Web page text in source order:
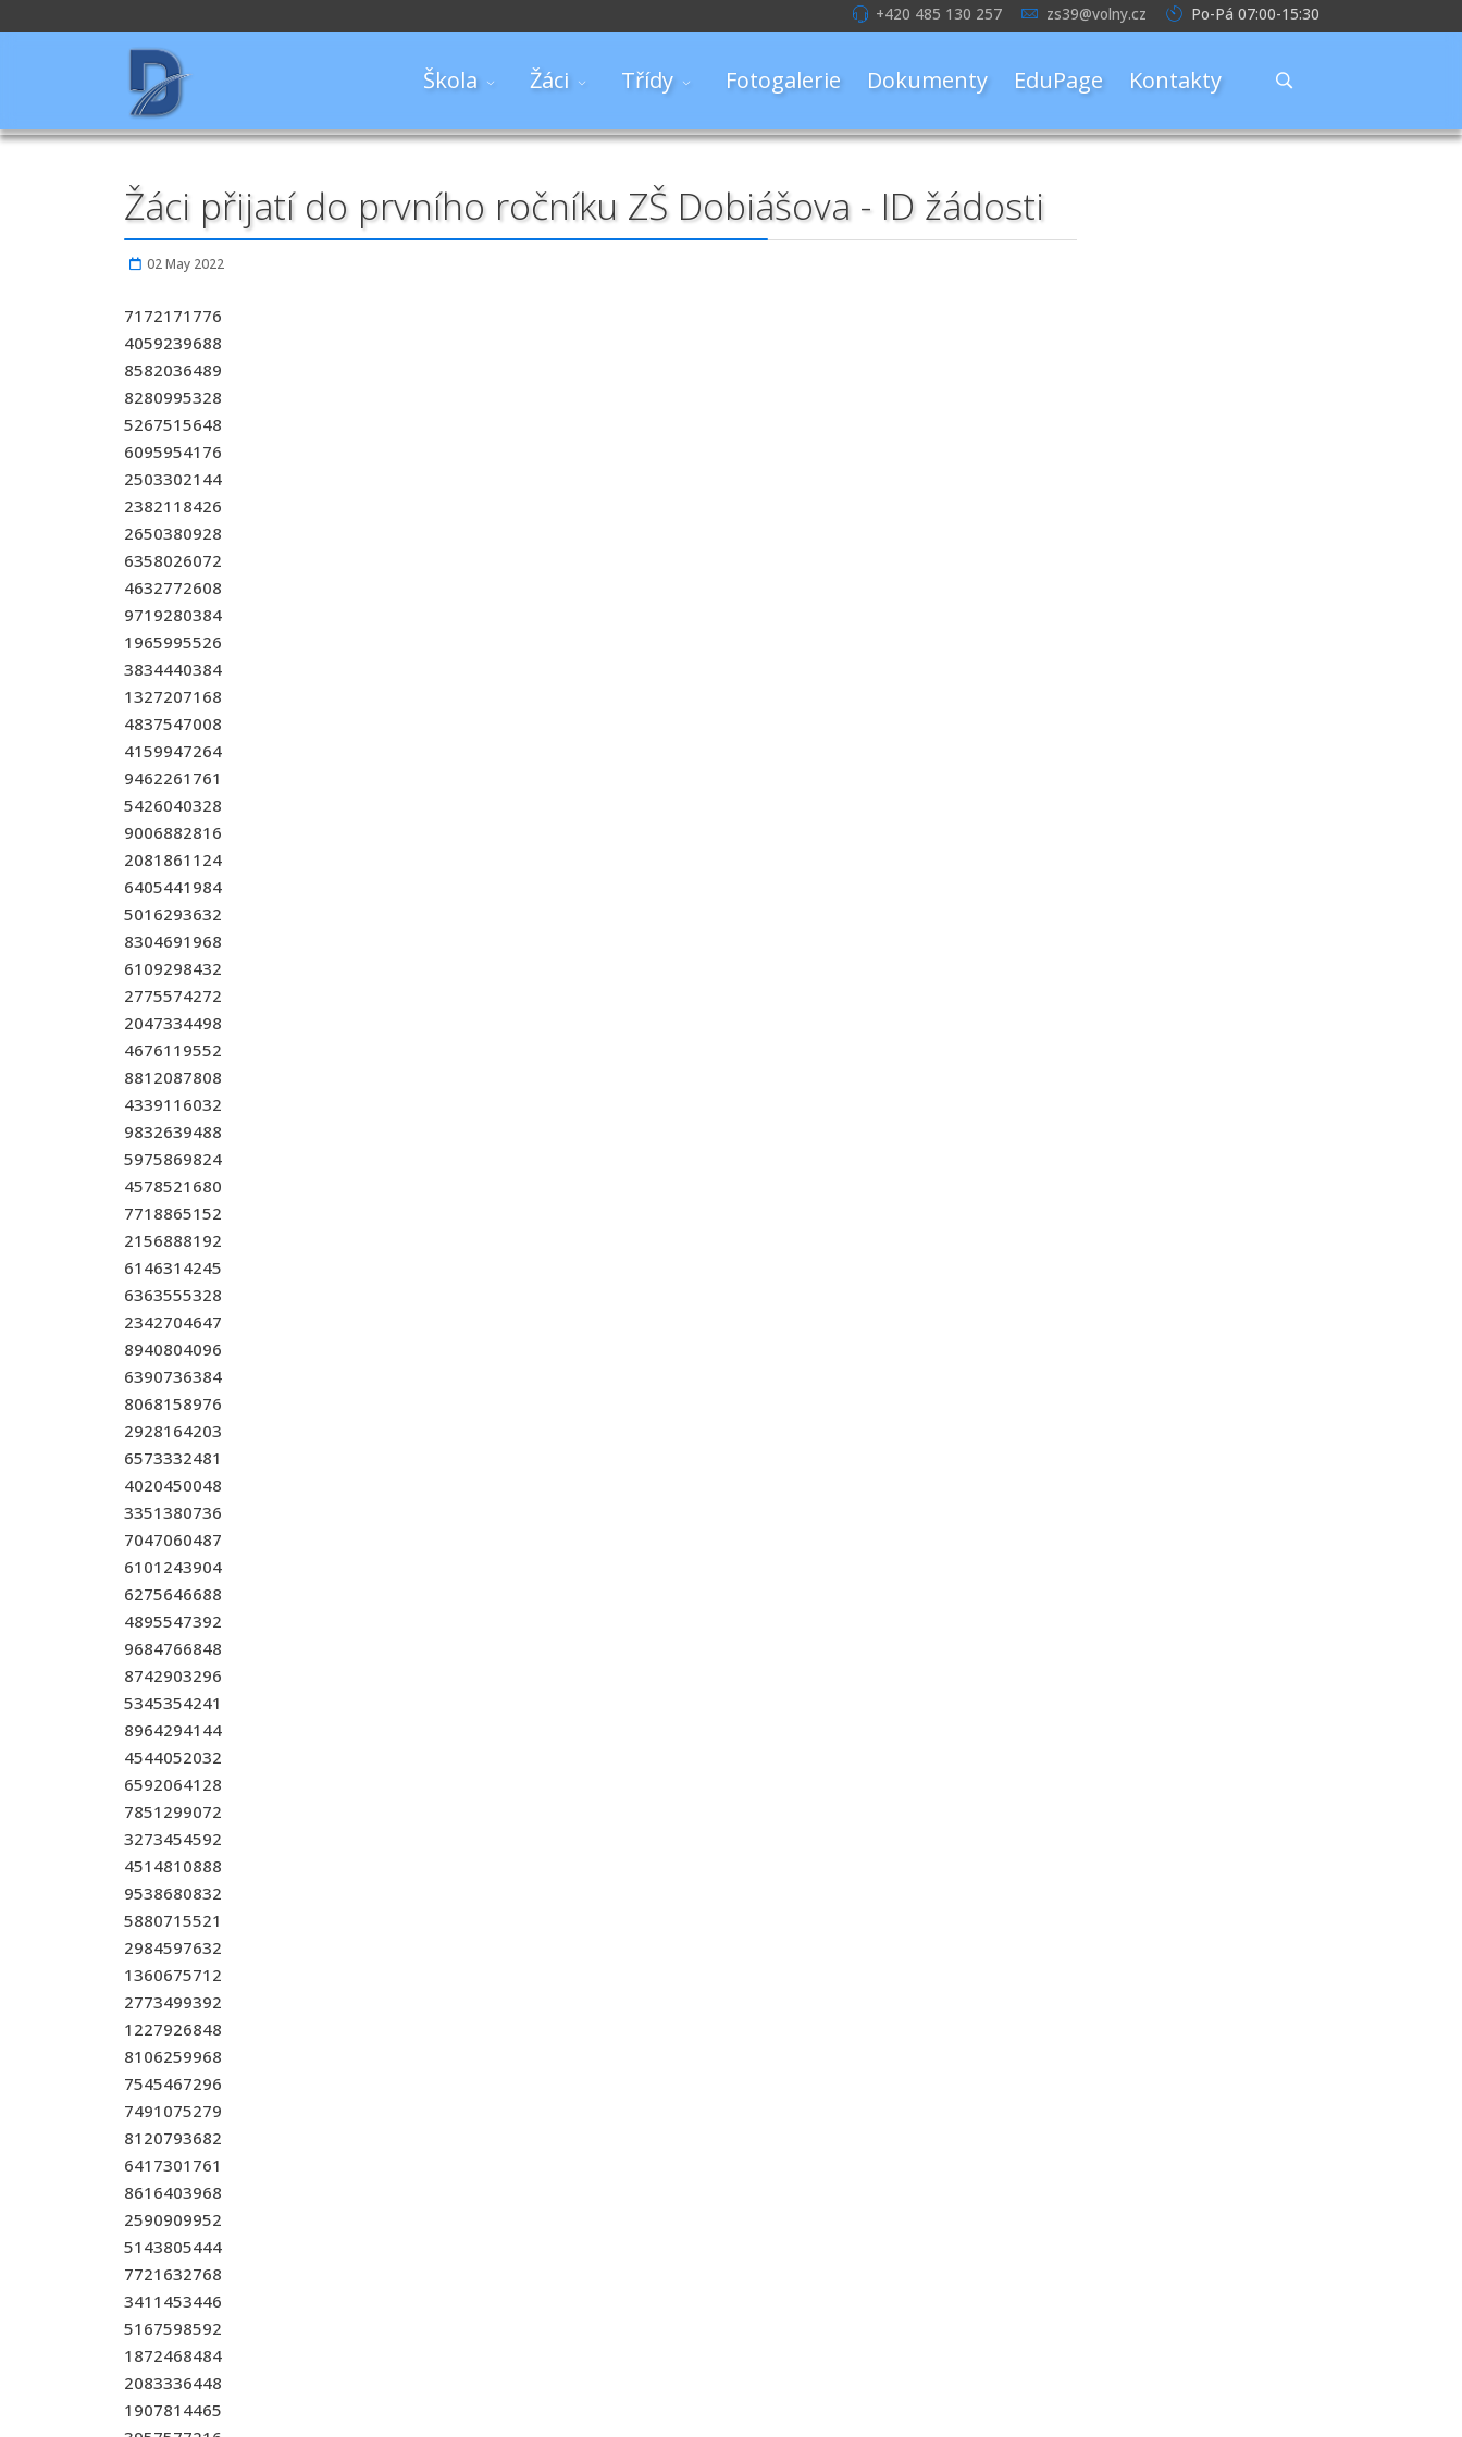
+420 485 130 257 zs39@volny.cz Po-Pá 07:00-15:30
Škola Žáci Třídy Fotogalerie Dokumenty EduPage Kontakty
Žáci přijatí do prvního ročníku ZŠ Dobiášova - ID žádosti
02 May 2022
7172171776
4059239688
8582036489
8280995328
5267515648
6095954176
2503302144
2382118426
2650380928
6358026072
4632772608
9719280384
1965995526
3834440384
1327207168
4837547008
4159947264
9462261761
5426040328
9006882816
2081861124
6405441984
5016293632
8304691968
6109298432
2775574272
2047334498
4676119552
8812087808
4339116032
9832639488
5975869824
4578521680
7718865152
2156888192
6146314245
6363555328
2342704647
8940804096
6390736384
8068158976
2928164203
6573332481
4020450048
3351380736
7047060487
6101243904
6275646688
4895547392
9684766848
8742903296
5345354241
8964294144
4544052032
6592064128
7851299072
3273454592
4514810888
9538680832
5880715521
2984597632
1360675712
2773499392
1227926848
8106259968
7545467296
7491075279
8120793682
6417301761
8616403968
2590909952
5143805444
7721632768
3411453446
5167598592
1872468484
2083336448
1907814465